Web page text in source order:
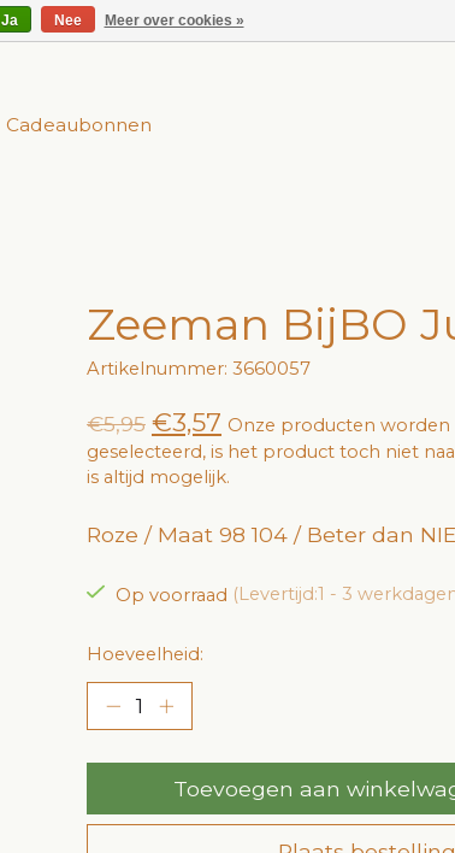
Cadeaubonnen
Zeeman BijBO
Artikelnummer: 3660057
€5,95 €3,57 Onze producten worden
geselecteerd, is het product toch niet
is altijd mogelijk.
Roze / Maat 98 104 / Beter dan
Op voorraad (Levertijd:1 - 3
Hoeveelheid:
Toevoegen aan
Ja Nee Meer over cookies »